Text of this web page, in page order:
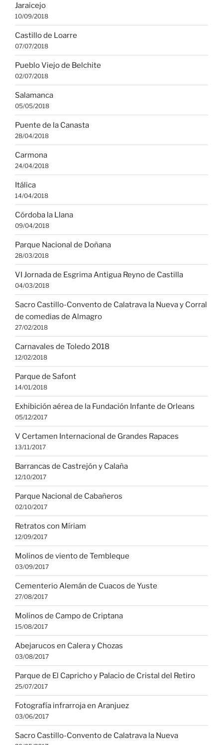
Jaraicejo
10/09/2018
Castillo de Loarre
07/07/2018
Pueblo Viejo de Belchite
02/07/2018
Salamanca
05/05/2018
Puente de la Canasta
28/04/2018
Carmona
24/04/2018
Itálica
14/04/2018
Córdoba la Llana
09/04/2018
Parque Nacional de Doñana
28/03/2018
VI Jornada de Esgrima Antigua Reyno de Castilla
04/03/2018
Sacro Castillo-Convento de Calatrava la Nueva y Corral
de comedias de Almagro
27/02/2018
Carnavales de Toledo 2018
12/02/2018
Parque de Safont
14/01/2018
Exhibición aérea de la Fundación Infante de Orleans
05/12/2017
V Certamen Internacional de Grandes Rapaces
13/11/2017
Barrancas de Castrejón y Calaña
12/10/2017
Parque Nacional de Cabañeros
02/10/2017
Retratos con Míriam
12/09/2017
Molinos de viento de Tembleque
03/09/2017
Cementerio Alemán de Cuacos de Yuste
27/08/2017
Molinos de Campo de Criptana
15/08/2017
Abejarucos en Calera y Chozas
03/08/2017
Parque de El Capricho y Palacio de Cristal del Retiro
25/07/2017
Fotografía infrarroja en Aranjuez
03/06/2017
Sacro Castillo-Convento de Calatrava la Nueva